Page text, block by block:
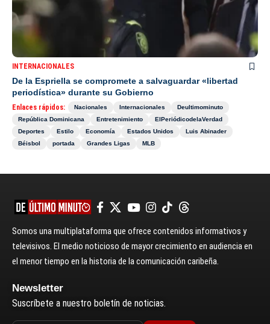
INTERNACIONALES
De la Espriella se compromete a salvaguardar «libertad
periodística» durante su Gobierno
Enlaces rápidos: Nacionales Internacionales
Deultimominuto
República Dominicana
Entretenimiento
ElPeriódicodelaVerdad
Deportes
Estilo Economía Estados Unidos
Luis Abinader
Béisbol
portada Grandes Ligas MLB
Somos una multiplataforma que ofrece contenidos informativos y
televisivos. El medio noticioso de mayor crecimiento en audiencia en
el menor tiempo en la historia de la comunicación caribeña.
Newsletter
Suscríbete a nuestro boletín de noticias.